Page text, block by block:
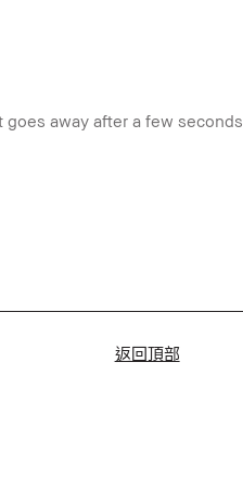
away after a few
返回頂部